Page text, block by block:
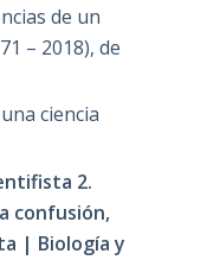
de un
– 2018), de
ciencia
2.
confusión,
| Biología y